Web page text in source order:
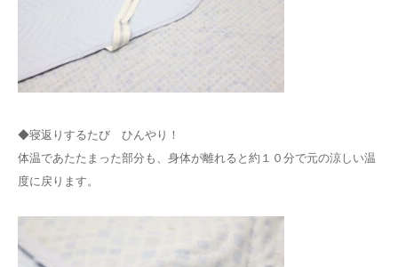
◆寝返りするたび ひんやり！
体温であたたまった部分も、身体が離れると約１０分で元の涼しい温
度に戻ります。